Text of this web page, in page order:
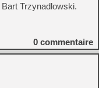
Trzynadlowski.
0 commentaire